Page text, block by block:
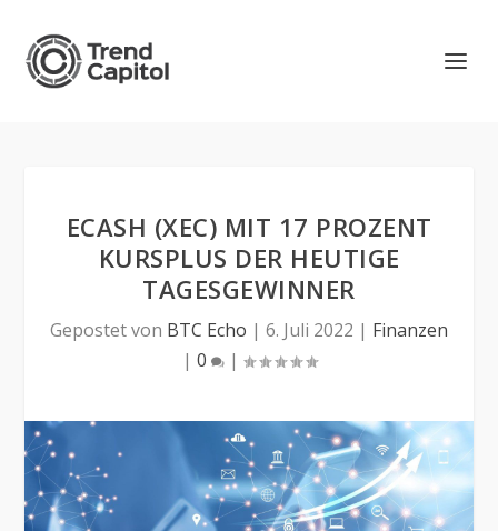
ECASH (XEC) MIT 17 PROZENT
KURSPLUS DER HEUTIGE
TAGESGEWINNER
Gepostet von BTC Echo | 6. Juli 2022 | Finanzen
| 0 |